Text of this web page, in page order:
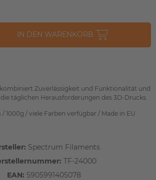
kombiniert Zuverlässigkeit und Funktionalität und
täglichen Herausforderungen des 3D-Drucks.
/ 1000g / viele Farben verfügbar / Made in EU
Spectrum Filaments
TF-24000
EAN: 5905991405078
IN DEN WARENKORB